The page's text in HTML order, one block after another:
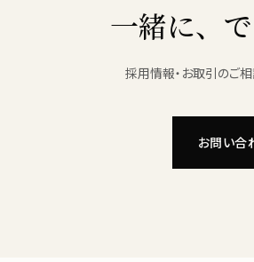
一緒に、
採用情報・お取引のご相
お問い